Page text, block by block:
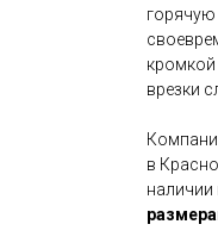
горячую
врезки
в
наличии